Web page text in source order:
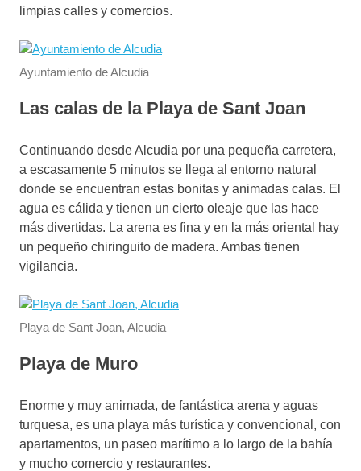
limpias calles y comercios.
Ayuntamiento de Alcudia
Las calas de la Playa de Sant Joan
Continuando desde Alcudia por una pequeña carretera,
a escasamente 5 minutos se llega al entorno natural
donde se encuentran estas bonitas y animadas calas. El
agua es cálida y tienen un cierto oleaje que las hace
más divertidas. La arena es fina y en la más oriental hay
un pequeño chiringuito de madera. Ambas tienen
vigilancia.
Playa de Sant Joan, Alcudia
Playa de Muro
Enorme y muy animada, de fantástica arena y aguas
turquesa, es una playa más turística y convencional, con
apartamentos, un paseo marítimo a lo largo de la bahía
y mucho comercio y restaurantes.